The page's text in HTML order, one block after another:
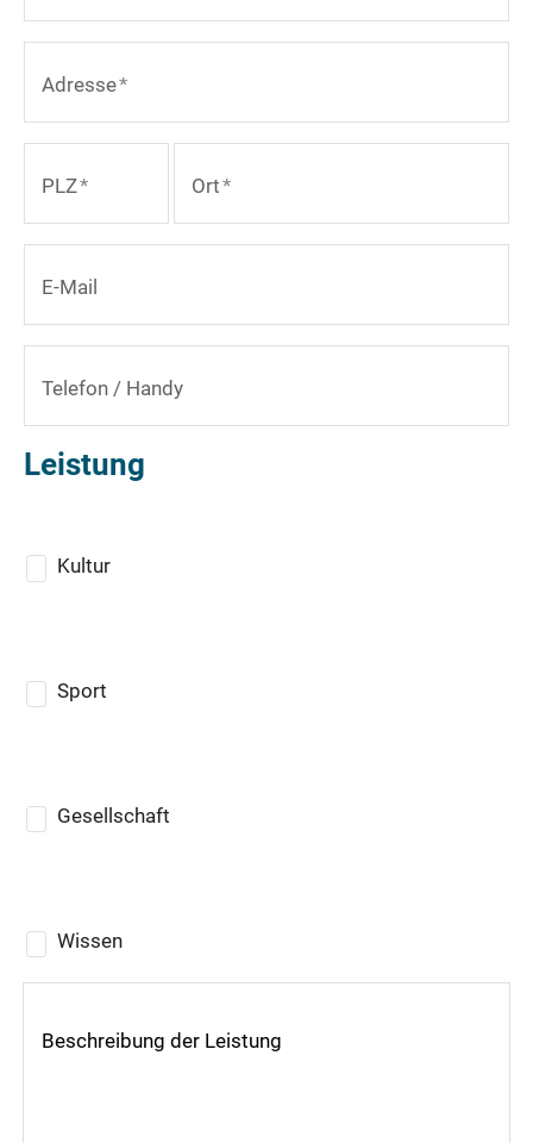
Adresse*
PLZ* Ort*
E-Mail
Telefon / Handy
Leistung
Kultur
Sport
Gesellschaft
Wissen